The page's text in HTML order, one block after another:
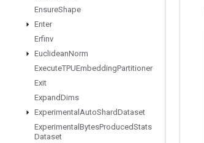
EnsureShape
Enter
Erfinv
EuclideanNorm
ExecuteTPUEmbeddingPartitioner
Exit
ExpandDims
Experimental AutoShardDataset
Experimental BytesProducedStats
Dataset